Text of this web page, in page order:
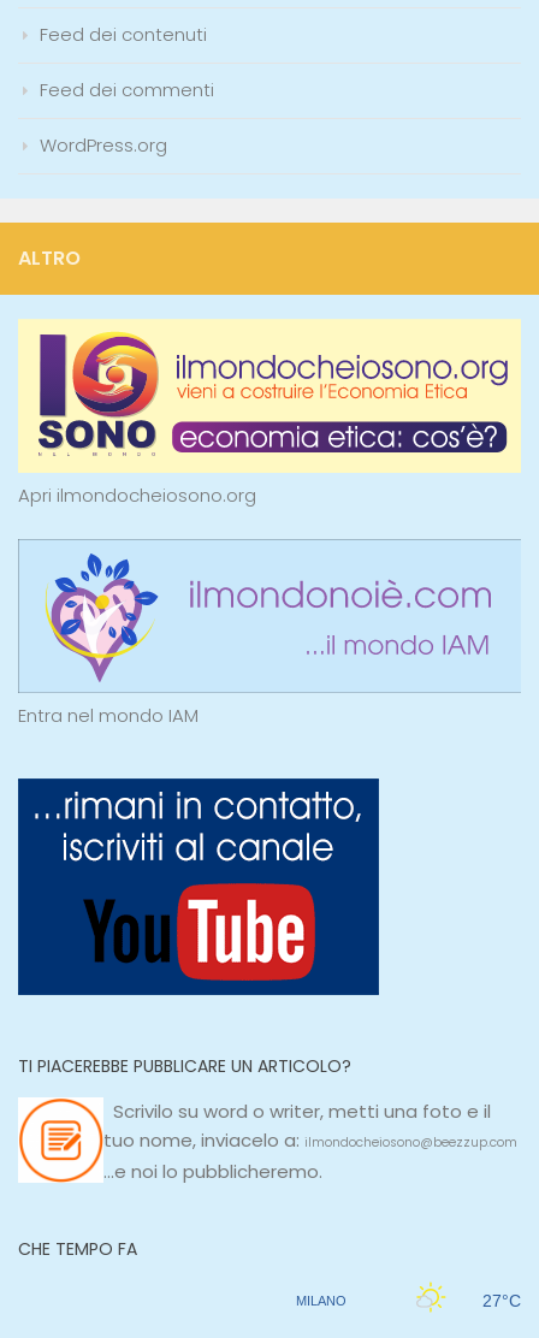
Feed dei contenuti
Feed dei commenti
WordPress.org
ALTRO
Apri ilmondocheiosono.org
Entra nel mondo IAM
TI PIACEREBBE PUBBLICARE UN ARTICOLO?
Scrivilo su word o writer, metti una foto e il
tuo nome, inviacelo a: ilmondocheiosono@beezzup.com
...e noi lo pubblicheremo.
CHE TEMPO FA